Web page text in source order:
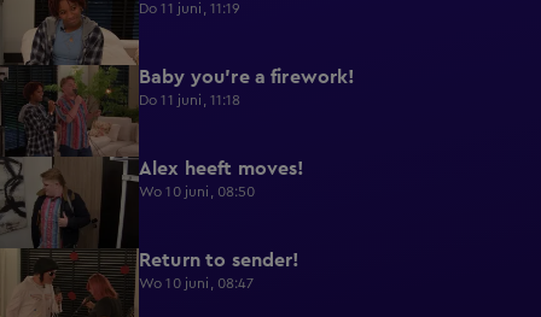
Do 11 juni, 11:19
0:39 Baby you're a firework!
Do 11 juni, 11:18
0:43 Alex heeft moves!
Wo 10 juni, 08:50
0:36 Return to sender!
Wo 10 juni, 08:47